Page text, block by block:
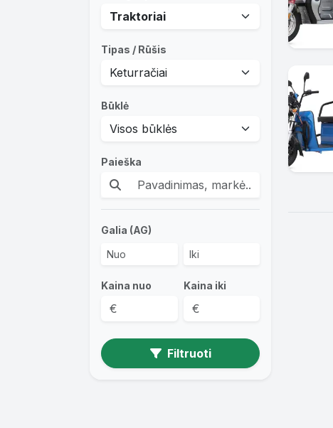
Tipas / Rūšis
Būklė
Paieška
Galia (AG)
Kaina nuo Kaina iki
Filtruoti